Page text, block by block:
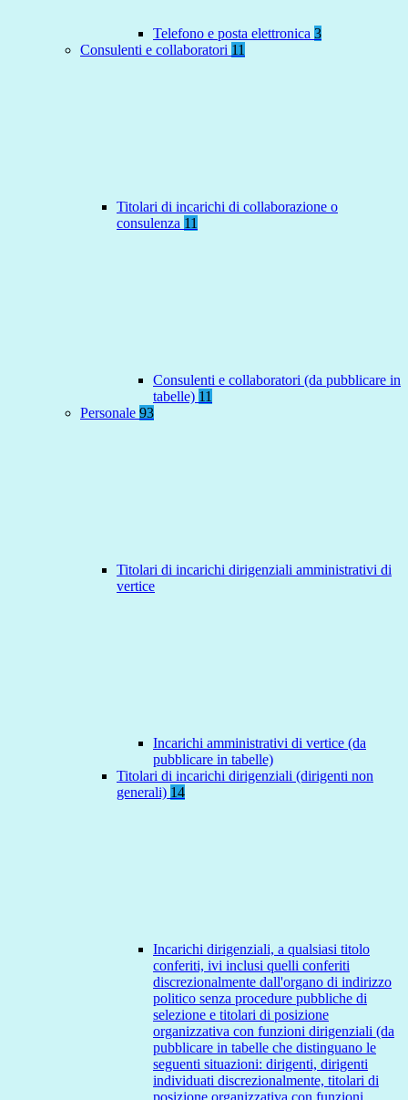
Telefono e posta elettronica 3
Consulenti e collaboratori 11
Titolari di incarichi di collaborazione o
consulenza 11
Consulenti e collaboratori (da pubblicare in
tabelle) 11
Personale 93
Titolari di incarichi dirigenziali amministrativi di
vertice
Incarichi amministrativi di vertice (da
pubblicare in tabelle)
Titolari di incarichi dirigenziali (dirigenti non
generali) 14
Incarichi dirigenziali, a qualsiasi titolo
conferiti, ivi inclusi quelli conferiti
discrezionalmente dall'organo di indirizzo
politico senza procedure pubbliche di
selezione e titolari di posizione
organizzativa con funzioni dirigenziali (da
pubblicare in tabelle che distinguano le
seguenti situazioni: dirigenti, dirigenti
individuati discrezionalmente, titolari di